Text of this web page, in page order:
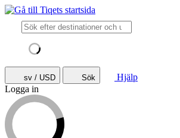
sv / USD Sök
Hjälp
Logga in